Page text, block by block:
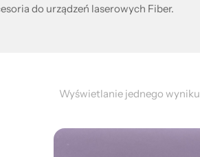
do urządzeń laserowych Fiber.
Wyświetlanie jednego wyniku